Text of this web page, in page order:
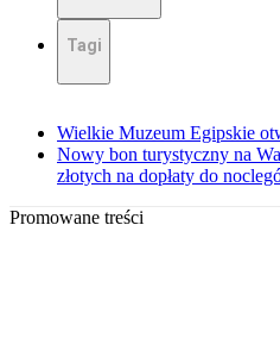
Tagi
Wielkie Muzeum Egipskie
Nowy bon turystyczny na
złotych na dopłaty do
Promowane treści